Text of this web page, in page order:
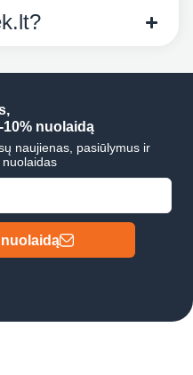
nuolaidą
naujienas, pasiūlymus ir